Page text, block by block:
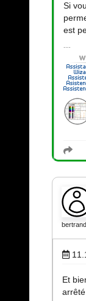
Si
est
Et
arrêté